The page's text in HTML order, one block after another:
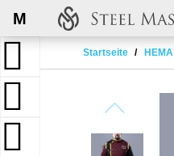
M
Startseite HEMA